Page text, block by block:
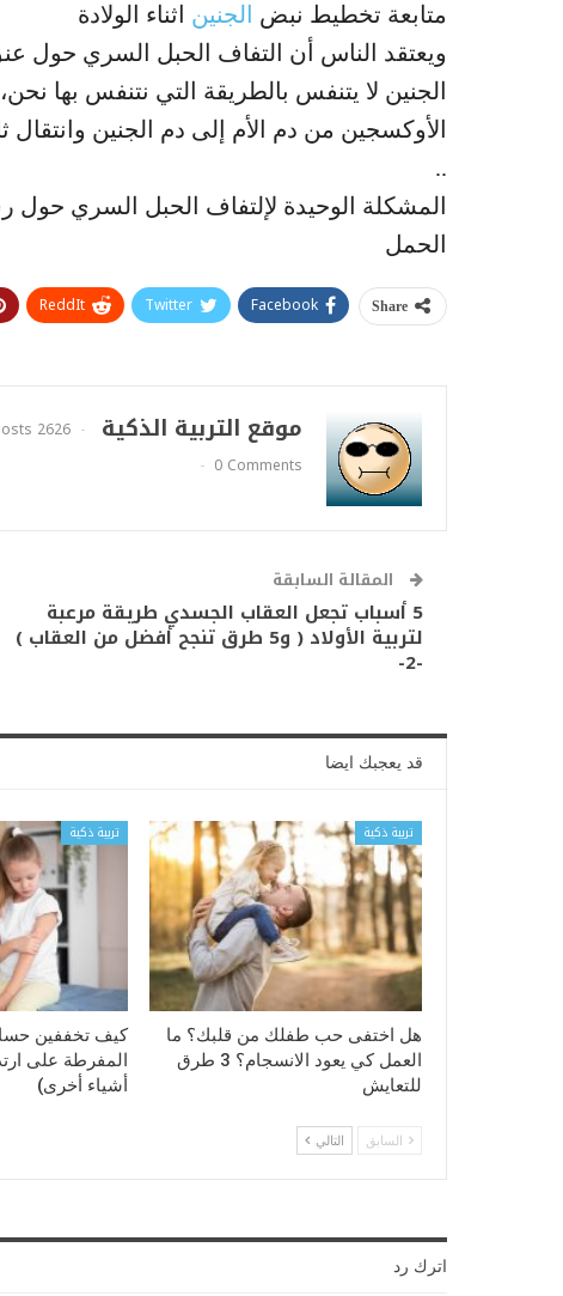
متابعة تخطيط نبض الجنين اثناء الولادة
ويعتقد الناس أن التفاف الحبل السري حول
الجنين لا يتنفس بالطريقة التي نتنفس بها
الأوكسجين من دم الأم إلى دم الجنين
..
المشكلة الوحيدة لإلتفاف الحبل السري حول
الحمل
Share
Facebook
Twitter
ReddIt
موقع التربية الذكية
2626 Posts
0 Comments
المقالة السابقة
5 أسباب تجعل العقاب الجسدي طريقة مرعبة
لتربية الأولاد ( و5 طرق تنجح أفضل من العقاب )
-2-
قد يعجبك ايضا
تربية ذكية
هل اختفى حب طفلك من قلبك؟ ما
العمل كي يعود الانسجام؟ 3 طرق
للتعايش
تربية ذكية
كيف تخففين
المفرطة على
أشياء أخرى)
السابق التالي
اترك رد